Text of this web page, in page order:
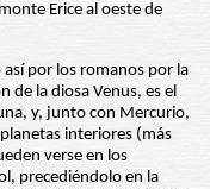
Erice al oeste de
así por los romanos por la
de la diosa Venus, es el
y, junto con Mercurio,
interiores (más
verse en los
precediéndolo en la